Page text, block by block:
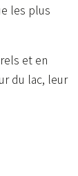
les plus
et en
du lac, leur